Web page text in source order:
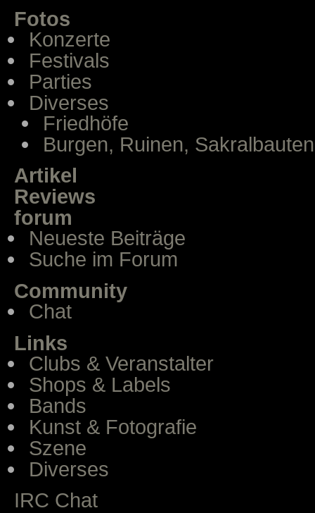
Fotos
Konzerte
Festivals
Parties
Diverses
Friedhöfe
Burgen, Ruinen, Sakralbauten
Artikel
Reviews
forum
Neueste Beiträge
Suche im Forum
Community
Chat
Links
Clubs & Veranstalter
Shops & Labels
Bands
Kunst & Fotografie
Szene
Diverses
IRC Chat